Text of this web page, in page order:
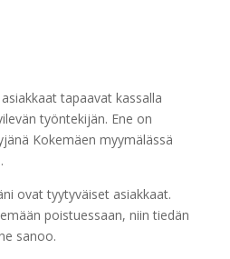
tapaavat kassalla
työntekijän. Ene on
Kokemäen myymälässä
ovat tyytyväiset asiakkaat.
poistuessaan, niin tiedän
sanoo.